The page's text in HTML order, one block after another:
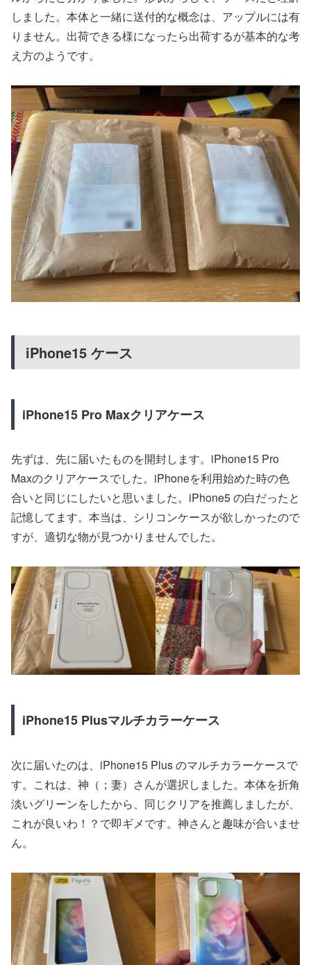
しました。本体と一緒に送付的な概念は、アップルには有
りません。出荷できる様になったら出荷するが基本的な考
え方のようです。
iPhone15 ケース
iPhone15 Pro Maxクリアケース
先ずは、先に届いたものを開封します。iPhone15 Pro
Maxのクリアケースでした。iPhoneを利用始めた時の色
合いと同じにしたいと思いました。iPhone5 の白だったと
記憶してます。本当は、シリコンケースが欲しかったので
すが、適切な物が見つかりませんでした。
iPhone15 Plusマルチカラーケース
次に届いたのは、iPhone15 Plus のマルチカラーケースで
す。これは、神（；妻）さんが選択しました。本体を折角
淡いグリーンをしたから、同じクリアを推薦しましたが、
これが良いわ！？で即ギメです。神さんと趣味が合いませ
ん。